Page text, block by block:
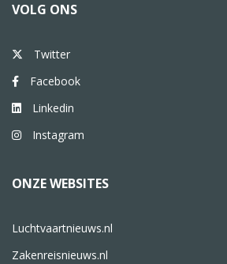
VOLG ONS
Twitter
Facebook
Linkedin
Instagram
ONZE WEBSITES
Luchtvaartnieuws.nl
Zakenreisnieuws.nl